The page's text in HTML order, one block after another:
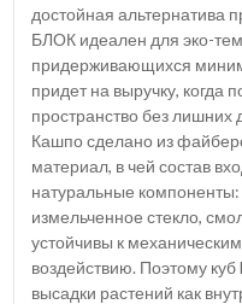
достойная
БЛОК идеален для эко-
придерживающихся
придет на выручку, когда
пространство без лишних
Кашпо сделано из
материал, в чей состав
натуральные
измельченное стекло,
устойчивы к
воздействию. Поэтому
высадки растений как